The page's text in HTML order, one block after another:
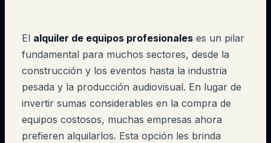
El alquiler de equipos profesionales es un pilar
fundamental para muchos sectores, desde la
construcción y los eventos hasta la industria
pesada y la producción audiovisual. En lugar de
invertir sumas considerables en la compra de
equipos costosos, muchas empresas ahora
prefieren alquilarlos. Esta opción les brinda